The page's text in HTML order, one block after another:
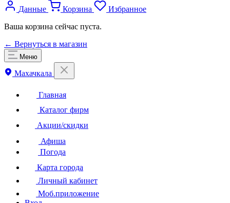
Данные Корзина
Избранное
Ваша корзина сейчас пуста.
← Вернуться в магазин
Меню
Махачкала
Главная
Каталог фирм
Акции/скидки
Афиша
Погода
Карта города
Личный кабинет
Моб.приложение